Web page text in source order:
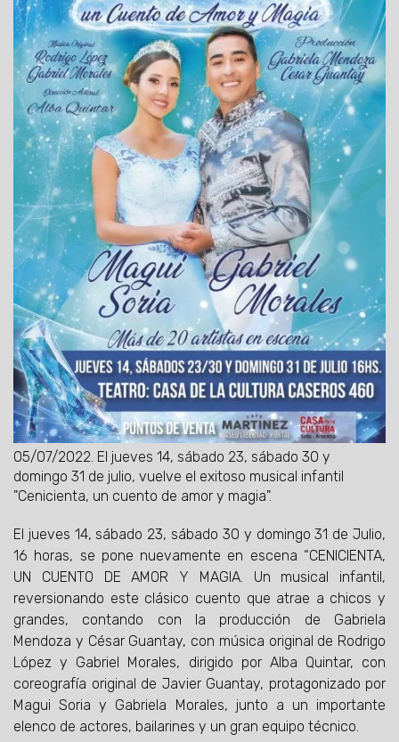
05/07/2022. El jueves 14, sábado 23, sábado 30 y
domingo 31 de julio, vuelve el exitoso musical infantil
"Cenicienta, un cuento de amor y magia".
El jueves 14, sábado 23, sábado 30 y domingo 31 de Julio,
16 horas, se pone nuevamente en escena “CENICIENTA,
UN CUENTO DE AMOR Y MAGIA. Un musical infantil,
reversionando este clásico cuento que atrae a chicos y
grandes, contando con la producción de Gabriela
Mendoza y César Guantay, con música original de Rodrigo
López y Gabriel Morales, dirigido por Alba Quintar, con
coreografía original de Javier Guantay, protagonizado por
Magui Soria y Gabriela Morales, junto a un importante
elenco de actores, bailarines y un gran equipo técnico.